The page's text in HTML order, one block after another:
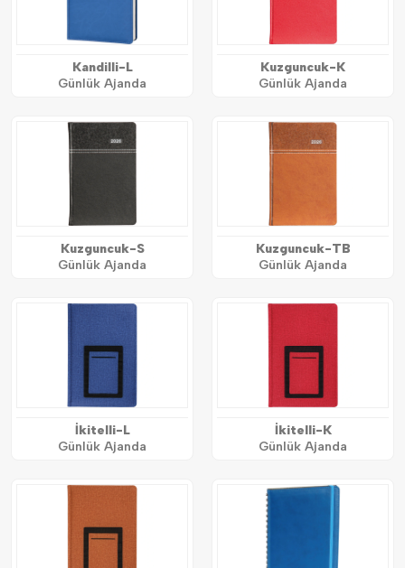
Kandilli-L
Günlük Ajanda
Kuzguncuk-K
Günlük Ajanda
Kuzguncuk-S
Günlük Ajanda
Kuzguncuk-TB
Günlük Ajanda
İkitelli-L
Günlük Ajanda
İkitelli-K
Günlük Ajanda